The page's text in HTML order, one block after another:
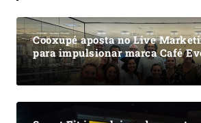
Cooxupé aposta no Live
para impulsionar marca Café